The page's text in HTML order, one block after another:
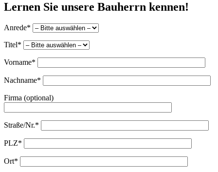
Lernen Sie unsere Bauherrn kennen!
Anrede*
Titel*
Vorname*
Nachname*
Firma (optional)
Straße/Nr.*
PLZ*
Ort*